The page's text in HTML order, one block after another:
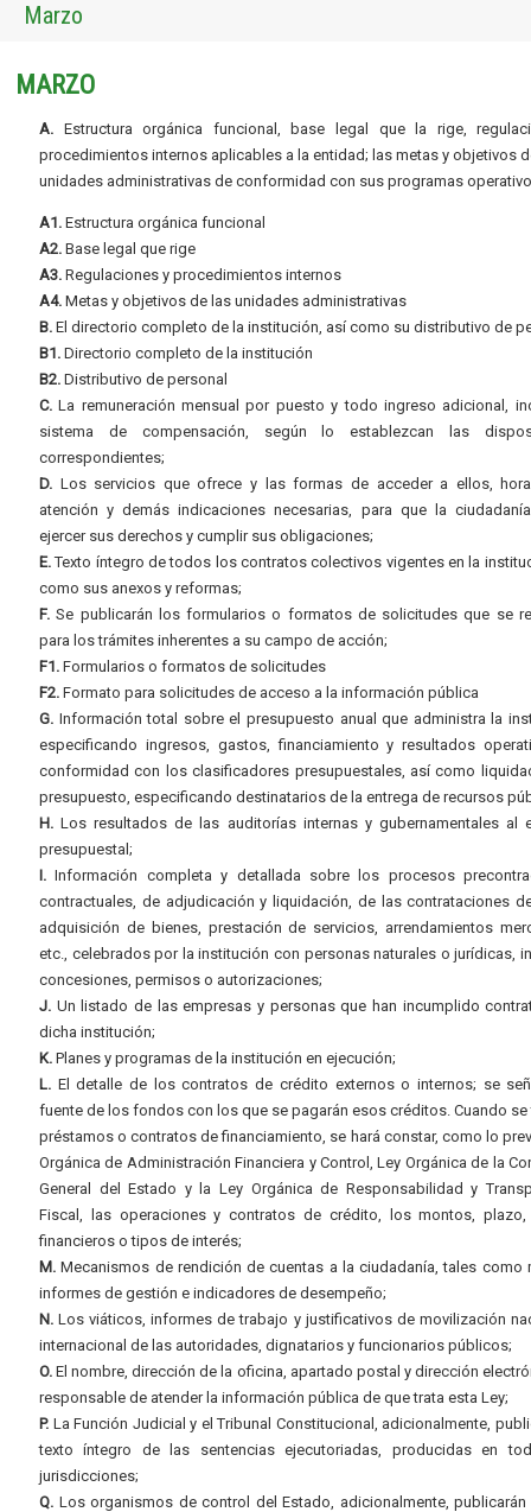
Marzo
MARZO
A. Estructura orgánica funcional, base legal que la rige,
procedimientos internos aplicables a la entidad; las metas y objetivos
unidades administrativas de conformidad con sus programas
A1. Estructura orgánica funcional
A2. Base legal que rige
A3. Regulaciones y procedimientos internos
A4. Metas y objetivos de las unidades administrativas
B. El directorio completo de la institución, así como su distributivo de
B1. Directorio completo de la institución
B2. Distributivo de personal
C. La remuneración mensual por puesto y todo ingreso adicional,
sistema de compensación, según lo establezcan las
correspondientes;
D. Los servicios que ofrece y las formas de acceder a ellos,
atención y demás indicaciones necesarias, para que la
ejercer sus derechos y cumplir sus obligaciones;
E.Texto íntegro de todos los contratos colectivos vigentes en la
como sus anexos y reformas;
F. Se publicarán los formularios o formatos de solicitudes que se
para los trámites inherentes a su campo de acción;
F1. Formularios o formatos de solicitudes
F2. Formato para solicitudes de acceso a la información pública
G. Información total sobre el presupuesto anual que administra la
especificando ingresos, gastos, financiamiento y resultados
conformidad con los clasificadores presupuestales, así como
presupuesto, especificando destinatarios de la entrega de recursos
H. Los resultados de las auditorías internas y gubernamentales al
presupuestal;
I. Información completa y detallada sobre los procesos
contractuales, de adjudicación y liquidación, de las contrataciones
adquisición de bienes, prestación de servicios, arrendamientos
etc., celebrados por la institución con personas naturales o jurídicas,
concesiones, permisos o autorizaciones;
J. Un listado de las empresas y personas que han incumplido
dicha institución;
K. Planes y programas de la institución en ejecución;
L. El detalle de los contratos de crédito externos o internos; se
fuente de los fondos con los que se pagarán esos créditos. Cuando se
préstamos o contratos de financiamiento, se hará constar, como lo
Orgánica de Administración Financiera y Control, Ley Orgánica de la
General del Estado y la Ley Orgánica de Responsabilidad y
Fiscal, las operaciones y contratos de crédito, los montos,
financieros o tipos de interés;
M. Mecanismos de rendición de cuentas a la ciudadanía, tales como
informes de gestión e indicadores de desempeño;
N. Los viáticos, informes de trabajo y justificativos de movilización
internacional de las autoridades, dignatarios y funcionarios públicos;
O. El nombre, dirección de la oficina, apartado postal y dirección
responsable de atender la información pública de que trata esta Ley;
P. La Función Judicial y el Tribunal Constitucional, adicionalmente,
texto íntegro de las sentencias ejecutoriadas, producidas en
jurisdicciones;
Q. Los organismos de control del Estado, adicionalmente, publicarán